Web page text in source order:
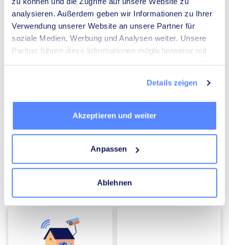
analysieren. Außerdem geben wir Informationen zu Ihrer
Verwendung unserer Website an unsere Partner für
soziale Medien, Werbung und Analysen weiter. Unsere
Partner führen diese Informationen möglicherweise mit
Details zeigen
Akzeptieren und weiter
Anpassen
Ablehnen
Umzugsunternehmen Heizungsbauer
Elektriker Mediatoren